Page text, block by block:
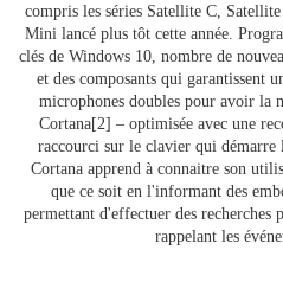
compris les séries Satellite C,
Mini lancé plus tôt cette année.
clés de Windows 10, nombre de
et des composants qui garantissent
microphones doubles pour avoir la
Cortana[2] – optimisée avec une
raccourci sur le clavier qui
Cortana apprend à connaitre son
que ce soit en l'informant des
permettant d'effectuer des
rappelant les